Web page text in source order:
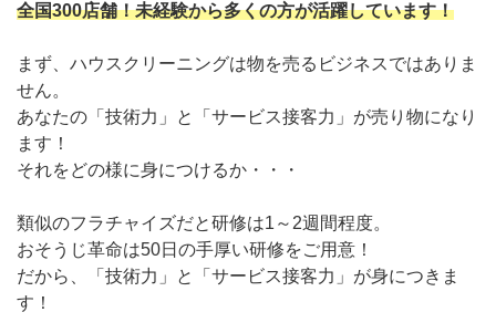
全国300店舗！未経験から多くの方が活躍しています！
まず、ハウスクリーニングは物を売るビジネスではありま
せん。
あなたの「技術力」と「サービス接客力」が売り物になり
ます！
それをどの様に身につけるか・・・
類似のフラチャイズだと研修は1～2週間程度。
おそうじ革命は50日の手厚い研修をご用意！
だから、「技術力」と「サービス接客力」が身につきま
す！